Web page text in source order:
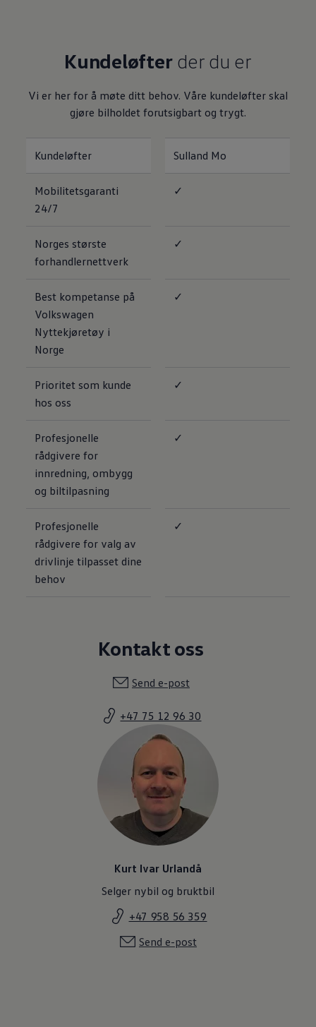
App-Connect
Kart og radio
Bilservice
Nybilgaranti
Verkstedtjenester
Veihjelp og bilberging
Service for eldre modeller
Serviceavtale
Hvorfor velge merkeverksted
Magasin
Kundeløfter der du er
Vi er her for å møte ditt behov. Våre kundeløfter skal
gjøre bilholdet forutsigbart og trygt.
Kundeløfter Sulland Mo
Mobilitetsgaranti
24/7
✓
Norges største
forhandlernettverk
✓
Best kompetanse på
Volkswagen
Nyttekjøretøy i
Norge
✓
Prioritet som kunde
hos oss
✓
Profesjonelle
rådgivere for
innredning, ombygg
og biltilpasning
✓
Profesjonelle
rådgivere for valg av
drivlinje tilpasset dine
behov
✓
Kontakt oss
Send e-post
+47 75 12 96 30
Kurt Ivar Urlandå
Selger nybil og bruktbil
+47 958 56 359
Send e-post